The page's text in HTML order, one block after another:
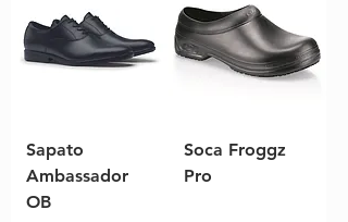
Sapato
Ambassador
OB
Soca Froggz
Pro